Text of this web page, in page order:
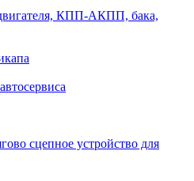
КПП-АКПП, бака,
сцепное устройство для